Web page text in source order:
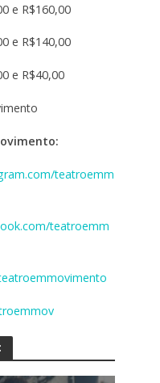
e R$160,00
e R$140,00
e R$40,00
teatroemm
teatroemm